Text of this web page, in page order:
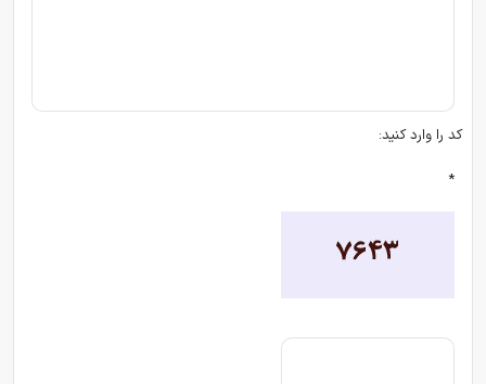
کد را وارد کنید:
*